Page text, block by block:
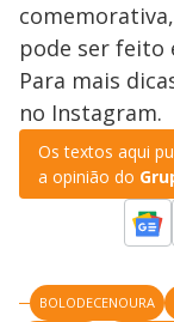
pode ser feito
Para mais
no Instagram.
Os textos aqui
a opinião do
BOLODECENOURA